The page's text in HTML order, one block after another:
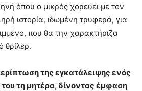
όπου ο μικρός χορεύει με τον
ιστορία, ιδωμένη τρυφερά, για
που θα την χαρακτήριζα
θρίλερ.
της εγκατάλειψης ενός
του τη μητέρα, δίνοντας έμφαση